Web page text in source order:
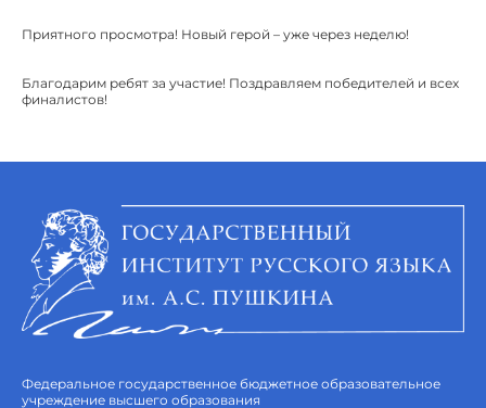
Приятного просмотра! Новый герой – уже через неделю!
Благодарим ребят за участие! Поздравляем победителей и всех
финалистов!
Федеральное государственное бюджетное образовательное
учреждение высшего образования